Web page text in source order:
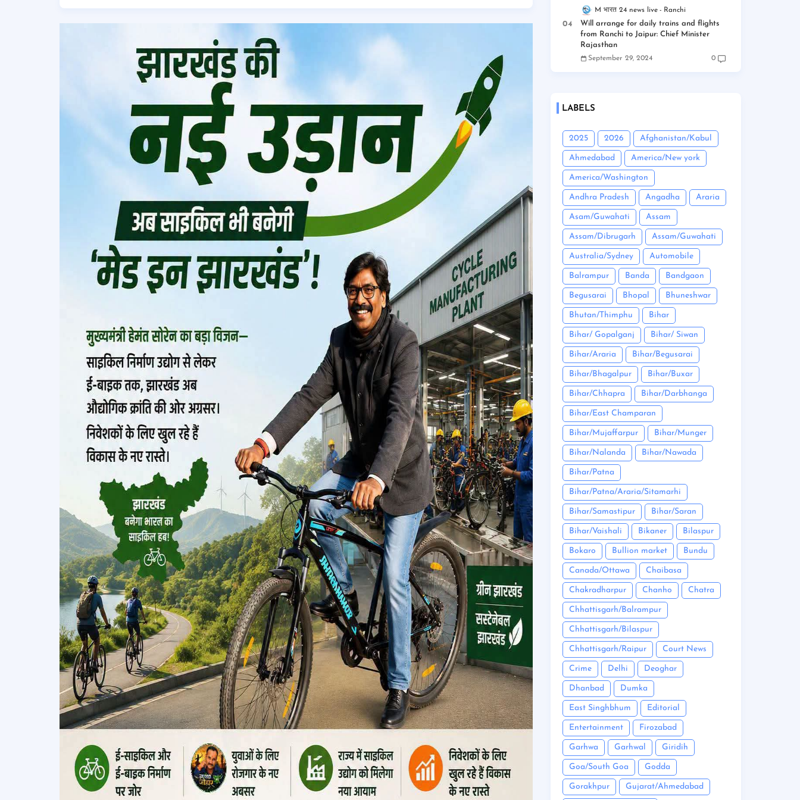
M भारत 24 news live Ranchi
Will arrange for daily trains and flights
from Ranchi to Jaipur: Chief Minister
Rajasthan
September 29, 2024 0
LABELS
2025 2026 Afghanistan/Kabul
Ahmedabad America/New york
America/Washington
Andhra Pradesh Angadha Araria
Asam/Guwahati Assam
Assam/Dibrugarh Assam/Guwahati
Australia/Sydney Automobile
Balrampur Banda Bandgaon
Begusarai Bhopal Bhuneshwar
Bhutan/Thimphu Bihar
Bihar/ Gopalganj Bihar/ Siwan
Bihar/Araria Bihar/Begusarai
Bihar/Bhagalpur Bihar/Buxar
Bihar/Chhapra Bihar/Darbhanga
Bihar/East Champaran
Bihar/Mujaffarpur Bihar/Munger
Bihar/Nalanda Bihar/Nawada
Bihar/Patna
Bihar/Patna/Araria/Sitamarhi
Bihar/Samastipur Bihar/Saran
Bihar/Vaishali Bikaner Bilaspur
Bokaro Bullion market Bundu
Canada/Ottawa Chaibasa
Chakradharpur Chanho Chatra
Chhattisgarh/Balrampur
Chhattisgarh/Bilaspur
Chhattisgarh/Raipur Court News
Crime Delhi Deoghar
Dhanbad Dumka
East Singhbhum Editorial
Entertainment Firozabad
Garhwa Garhwal Giridih
Goa/South Goa Godda
Gorakhpur Gujarat/Ahmedabad